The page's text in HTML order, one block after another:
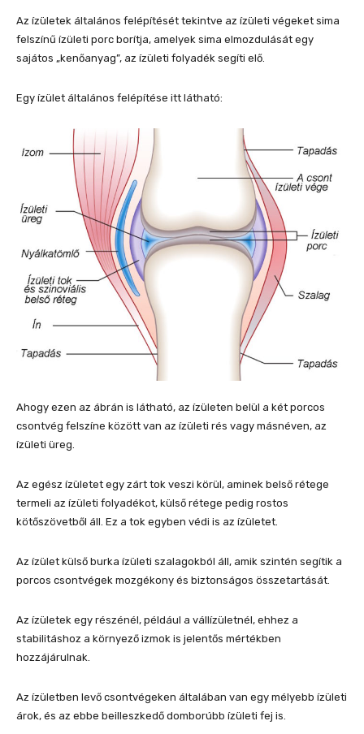
Az ízületek általános felépítését tekintve az ízületi végeket sima
felszínű ízületi porc borítja, amelyek sima elmozdulását egy
sajátos „kenőanyag”, az ízületi folyadék segíti elő.
Egy ízület általános felépítése itt látható:
Ahogy ezen az ábrán is látható, az ízületen belül a két porcos
csontvég felszíne között van az ízületi rés vagy másnéven, az
ízületi üreg.
Az egész ízületet egy zárt tok veszi körül, aminek belső rétege
termeli az ízületi folyadékot, külső rétege pedig rostos
kötőszövetből áll. Ez a tok egyben védi is az ízületet.
Az ízület külső burka ízületi szalagokból áll, amik szintén segítik a
porcos csontvégek mozgékony és biztonságos összetartását.
Az ízületek egy részénél, például a vállízületnél, ehhez a
stabilitáshoz a környező izmok is jelentős mértékben
hozzájárulnak.
Az ízületben levő csontvégeken általában van egy mélyebb ízületi
árok, és az ebbe beilleszkedő domborúbb ízületi fej is.